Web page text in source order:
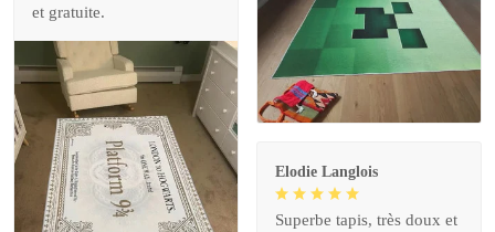
et gratuite.
Elodie Langlois
Superbe tapis, très doux et